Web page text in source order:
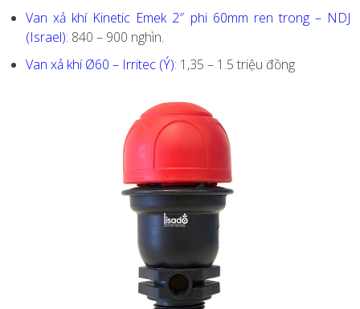
Van xả khí Kinetic Emek 2″ phi 60mm ren trong – NDJ
(Israel): 840 – 900 nghìn.
Van xả khí Ø60 – Irritec (Ý): 1,35 – 1.5 triệu đồng